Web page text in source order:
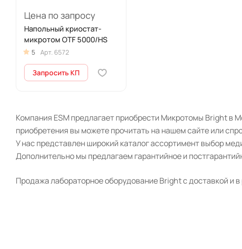
Цена по запросу
Напольный криостат-
микротом OTF 5000/HS
5 Арт. 6572
Запросить КП
Компания ESM предлагает приобрести Микротомы Bright в
приобретения вы можете прочитать на нашем сайте или
У нас представлен широкий каталог ассортимент выбор
Дополнительно мы предлагаем гарантийное и
Продажа лабораторное оборудование Bright с доставкой и в